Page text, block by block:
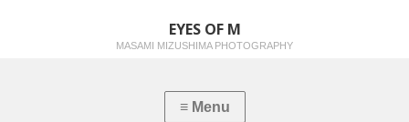
EYES OF M
MASAMI MIZUSHIMA PHOTOGRAPHY